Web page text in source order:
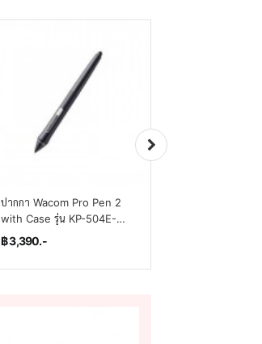
ปากกา Wacom Pro Pen 2
with Case รุ่น KP-504E-
00DZ(By SuperTStore)
฿ 3,390.-